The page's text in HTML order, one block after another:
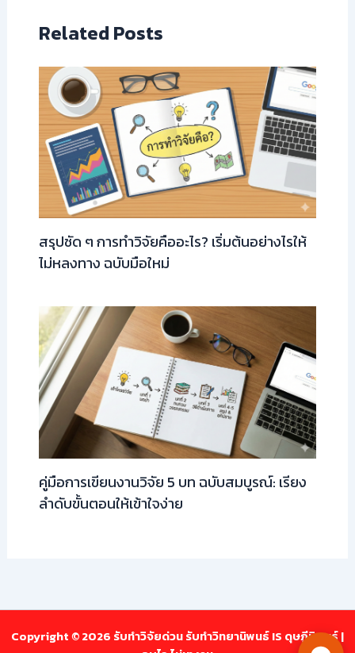
Related Posts
สรุปชัด ๆ การทำวิจัยคืออะไร? เริ่มต้นอย่างไรให้
ไม่หลงทาง ฉบับมือใหม่
คู่มือการเขียนงานวิจัย 5 บท ฉบับสมบูรณ์: เรียง
ลำดับขั้นตอนให้เข้าใจง่าย
Copyright © 2026 รับทำวิจัยด่วน รับทำวิทยานิพนธ์ IS ดุษฎีนิพนธ์ |